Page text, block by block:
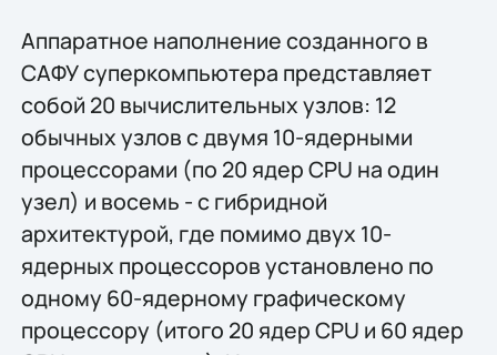
Аппаратное наполнение созданного в
САФУ суперкомпьютера представляет
собой 20 вычислительных узлов: 12
обычных узлов с двумя 10-ядерными
процессорами (по 20 ядер CPU на один
узел) и восемь - с гибридной
архитектурой, где помимо двух 10-
ядерных процессоров установлено по
одному 60-ядерному графическому
процессору (итого 20 ядер CPU и 60 ядер